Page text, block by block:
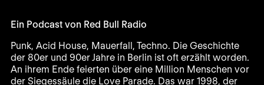
Ein Podcast von Red Bull Radio
Punk, Acid House, Mauerfall, Techno. Die Geschichte
der 80er und 90er Jahre in Berlin ist oft erzählt worden.
An ihrem Ende feierten über eine Million Menschen vor
der Siegessäule die Love Parade. Das war 1998, der